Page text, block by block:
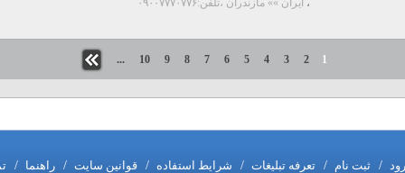
، ایران »» مازندران ،تلفن:۰۹۰۰۷۷۷۰۷۷۶
1
2
3
4
5
6
7
8
9
10
...
/ ثبت نام / تعرفه تبلیغات / شرایط استفاده / قوانین سایت / راهنما /